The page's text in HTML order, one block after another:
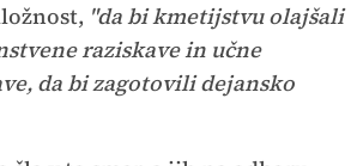
"da bi kmetijstvu olajšali
raziskave in učne
da bi zagotovili dejansko